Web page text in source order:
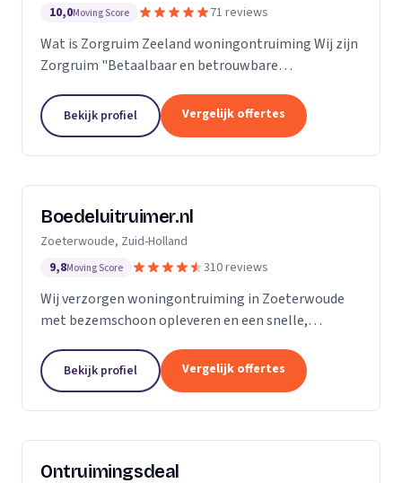
10,0Moving Score 71 reviews
Wat is Zorgruim Zeeland woningontruiming Wij zijn
Zorgruim "Betaalbaar en betrouwbare
kleine verhuizingen.” Onze Kwaliteit is namelijk zo
ongelofelijk...
Bekijk profiel Vergelijk offertes
Boedeluitruimer.nl
Zoeterwoude, Zuid-Holland
9,8Moving Score 310 reviews
Wij verzorgen woningontruiming in Zoeterwoude
met bezemschoon opleveren en een snelle,
bedrijven.
Bekijk profiel Vergelijk offertes
Ontruimingsdeal